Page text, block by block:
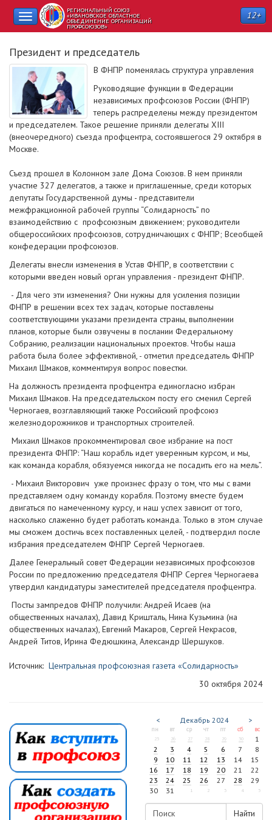
РЕГИОНАЛЬНЫЙ СОЮЗ
«ИВАНОВСКОЕ ОБЛАСТНОЕ
ОБЪЕДИНЕНИЕ ОРГАНИЗАЦИЙ
ПРОФСОЮЗОВ»
12+
Toggle
navigation
Президент и председатель
В ФНПР поменялась структура управления
Руководящие функции в Федерации
независимых профсоюзов России (ФНПР)
теперь распределены между президентом
и председателем. Такое решение приняли делегаты XIII
(внеочередного) съезда профцентра, состоявшегося 29 октября в
Москве.
Съезд прошел в Колонном зале Дома Союзов. В нем приняли
участие 327 делегатов, а также и приглашенные, среди которых
депутаты Государственной думы - представители
межфракционной рабочей группы “Солидарность” по
взаимодействию с профсоюзным движением; руководители
общероссийских профсоюзов, сотрудничающих с ФНПР; Всеобщей
конфедерации профсоюзов.
Делегаты внесли изменения в Устав ФНПР, в соответствии с
которыми введен новый орган управления - президент ФНПР.
- Для чего эти изменения? Они нужны для усиления позиции
ФНПР в решении всех тех задач, которые поставлены
соответствующими указами президента страны, выполнении
планов, которые были озвучены в послании Федеральному
Собранию, реализации национальных проектов. Чтобы наша
работа была более эффективной, - отметил председатель ФНПР
Михаил Шмаков, комментируя вопрос повестки.
На должность президента профцентра единогласно избран
Михаил Шмаков. На председательском посту его сменил Сергей
Черногаев, возглавляющий также Российский профсоюз
железнодорожников и транспортных строителей.
Михаил Шмаков прокомментировал свое избрание на пост
президента ФНПР: “Наш корабль идет уверенным курсом, и мы,
как команда корабля, обязуемся никогда не посадить его на мель”.
- Михаил Викторович уже произнес фразу о том, что мы с вами
представляем одну команду корабля. Поэтому вместе будем
двигаться по намеченному курсу, и наш успех зависит от того,
насколько слаженно будет работать команда. Только в этом случае
мы сможем достичь всех поставленных целей, - подтвердил после
избрания председателем ФНПР Сергей Черногаев.
Далее Генеральный совет Федерации независимых профсоюзов
России по предложению председателя ФНПР Сергея Черногаева
утвердил кандидатуры заместителей председателя профцентра.
Посты зампредов ФНПР получили: Андрей Исаев (на
общественных началах), Давид Кришталь, Нина Кузьмина (на
общественных началах), Евгений Макаров, Сергей Некрасов,
Андрей Титов, Ирина Федюшкина, Александр Шершуков.
Источник: Центральная профсоюзная газета «Солидарность»
30 октября 2024
< Декабрь 2024 >
пн вт ср чт пт сб вс
25 26 27 28 29 30
1
2
3 4 5 6 7
8
9
10 11 12 13 14
15
16
17 18 19 20 21
22
23
24 25 26 27 28
29
30
31 1 2 3 4 5
Найти